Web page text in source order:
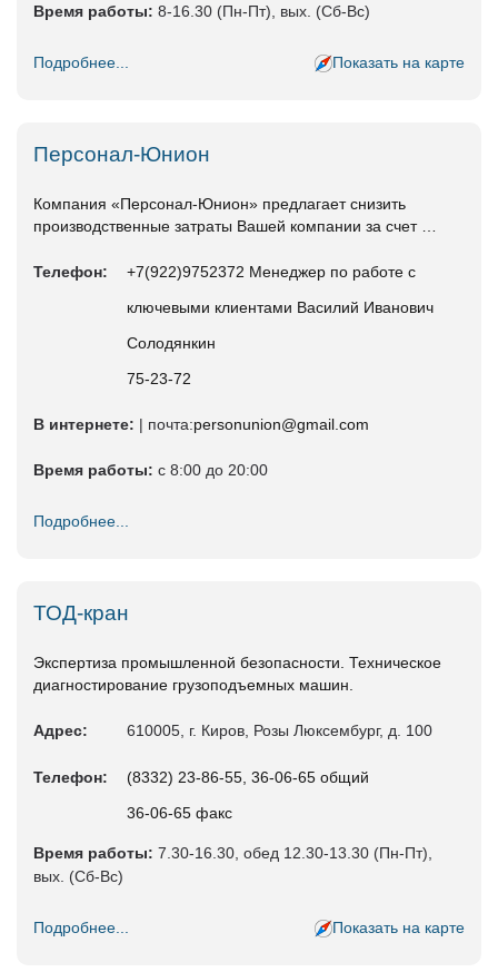
Время работы: 8-16.30 (Пн-Пт), вых. (Сб-Вс)
Подробнее... Показать на карте
Персонал-Юнион
Компания «Персонал-Юнион» предлагает снизить
производственные затраты Вашей компании за счет …
Телефон:
+7(922)9752372 Менеджер по работе с
ключевыми клиентами Василий Иванович
Солодянкин
75-23-72
В интернете: | почта:personunion@gmail.com
Время работы: с 8:00 до 20:00
Подробнее...
ТОД-кран
Экспертиза промышленной безопасности. Техническое
диагностирование грузоподъемных машин.
Адрес: 610005, г. Киров, Розы Люксембург, д. 100
Телефон:
(8332) 23-86-55, 36-06-65 общий
36-06-65 факс
Время работы: 7.30-16.30, обед 12.30-13.30 (Пн-Пт),
вых. (Сб-Вс)
Подробнее... Показать на карте